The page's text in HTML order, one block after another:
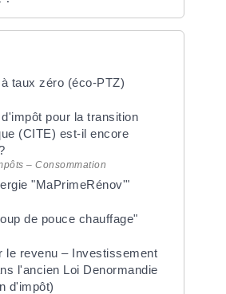
taux zéro (éco-PTZ)
pour la transition
(CITE) est-il encore
– Consommation
"MaPrimeRénov'"
de pouce chauffage"
le revenu – Investissement
l'ancien Loi Denormandie
d'impôt)